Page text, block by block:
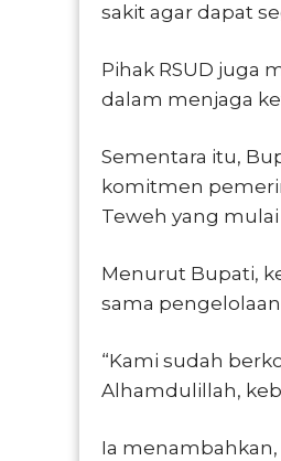
sakit agar dapat
Pihak RSUD juga
dalam menjaga
Sementara itu,
komitmen
Teweh yang
Menurut Bupati,
sama
“Kami sudah
Alhamdulillah,
Ia